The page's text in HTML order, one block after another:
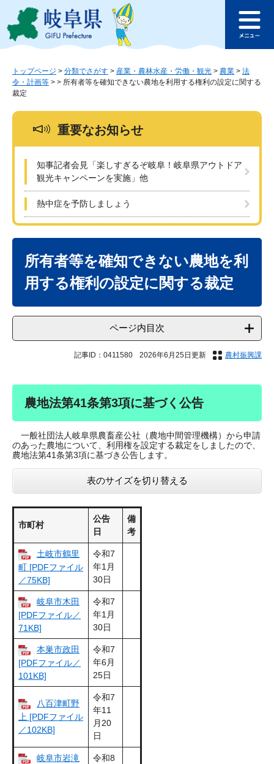
ジ
ュ
このページの本文へ
ュ
トップページ > 分類でさがす > 産業・農林水産・労働・観光 > 農業 > 法
令・計画等 > > 所有者等を確知できない農地を利用する権利の設定に関する
裁定
重要なお知らせ
知事記者会見「楽しすぎるぞ岐阜！岐阜県アウトドア
観光キャンペーンを実施」他
熱中症を予防しましょう
所有者等を確知できない農地を利
用する権利の設定に関する裁定
ページ内目次
記事ID：0411580 2026年6月25日更新 農村振興課
農地法第41条第3項に基づく公告
一般社団法人岐阜県農畜産公社（農地中間管理機構）から申請
のあった農地について、利用権を設定する裁定をしましたので、
農地法第41条第3項に基づき公告します。
表のサイズを切り替える
市町村
公告
日
備
考
土岐市鶴里
町 [PDFファイル
／75KB]
令和7
年1月
30日
岐阜市木田
[PDFファイル／
71KB]
令和7
年1月
30日
本巣市政田
[PDFファイル／
101KB]
令和7
年6月
25日
八百津町野
上 [PDFファイル
／102KB]
令和7
年11
月20
日
岐阜市岩滝
令和8